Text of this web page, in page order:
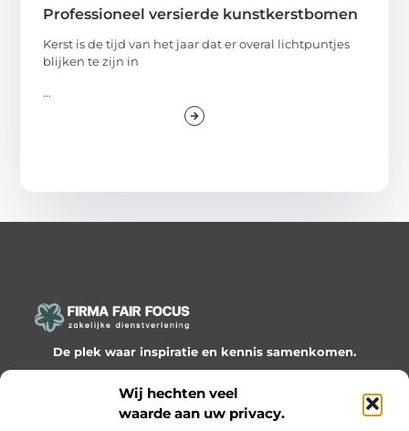
Wij hechten veel
waarde aan uw privacy.
Professioneel versierde kunstkerstbomen
Kerst is de tijd van het jaar dat er overal lichtpuntjes
blijken te zijn in
...
De plek waar inspiratie en kennis samenkomen.
Ontdek onze blogs en artikelen en laat je verrassen door
waardevolle inzichten en nieuwe ideeën!